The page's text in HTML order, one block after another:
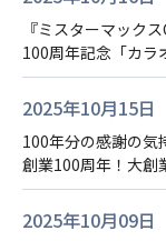
『ミスターマック
100周年記念「カラ
2025年10月15日
100年分の感謝の
創業100周年！大創
2025年10月09日